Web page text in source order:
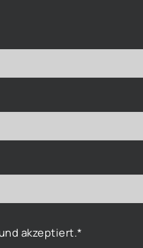
akzeptiert.*